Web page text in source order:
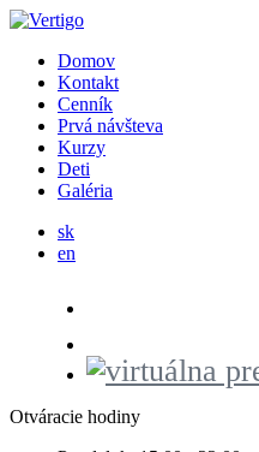
Domov
Kontakt
Cenník
Prvá návšteva
Kurzy
Deti
Galéria
sk
en
Otváracie hodiny